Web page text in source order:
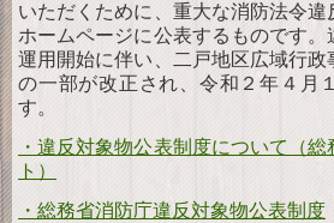
問い合わせ
いただくために、重大な消防法令
ホームページに公表するものです
運用開始に伴い、二戸地区広域行政
の一部が改正され、令和２年４月
す。
・違反対象物公表制度について（
ト）
・総務省消防庁違反対象物公表制度